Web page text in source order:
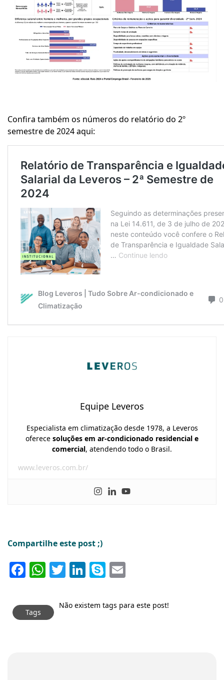
Confira também os números do relatório do 2º
semestre de 2024 aqui:
Equipe Leveros
Especialista em climatização desde 1978, a Leveros
oferece soluções em ar-condicionado residencial e
comercial, atendendo todo o Brasil.
www.leveros.com.br/
Compartilhe este post ;)
Facebook
WhatsApp
Twitter
LinkedIn
Skype
Tags
Não existem tags para este post!